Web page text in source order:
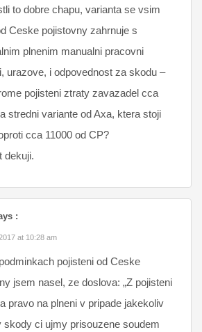
to dobre chapu, varianta se vsim
Ceske pojistovny zahrnuje s
plnenim manualni pracovni
urazove, i odpovednost za skodu –
pojisteni ztraty zavazadel cca
stredni variante od Axa, ktera stoji
cca 11000 od CP?
dekuji.
:
at 10:28 am
pojisteni od Ceske
jsem nasel, ze doslova: „Z pojisteni
pravo na plneni v pripade jakekoliv
skody ci ujmy prisouzene soudem